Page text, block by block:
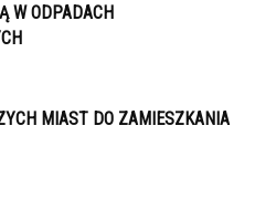
W ODPADACH
MIAST DO ZAMIESZKANIA